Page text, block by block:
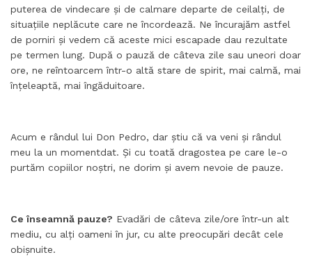
puterea de vindecare și de calmare departe de ceilalți, de
situațiile neplăcute care ne încordează. Ne încurajăm astfel
de porniri și vedem că aceste mici escapade dau rezultate
pe termen lung. După o pauză de câteva zile sau uneori doar
ore, ne reîntoarcem într-o altă stare de spirit, mai calmă, mai
înțeleaptă, mai îngăduitoare.
Acum e rândul lui Don Pedro, dar știu că va veni și rândul
meu la un momentdat. Și cu toată dragostea pe care le-o
purtăm copiilor noștri, ne dorim și avem nevoie de pauze.
Ce înseamnă pauze? Evadări de câteva zile/ore într-un alt
mediu, cu alți oameni în jur, cu alte preocupări decât cele
obișnuite.